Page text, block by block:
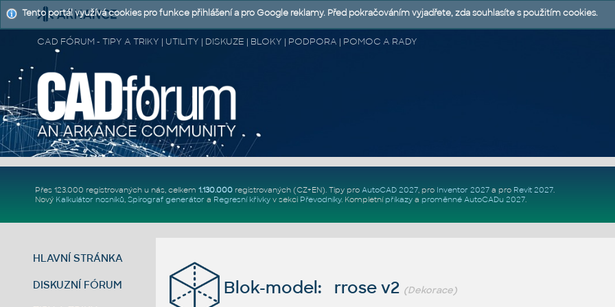
CAD FÓRUM - TIPY A TRIKY | UTILITY | DISKUZE | BLOKY | PODPORA | POMOC A RADY
Přes 123.000 registrovaných u nás, celkem 1.130.000registrovaných (CZ+EN). Tipy pro AutoCAD 2027, pro Inventor 2027a pro Revit 2027.
Nový Kalkulátor nosníků, Spirograf generátor a Regresní křivkyv sekci Převodníky. Kompletní příkazya proměnné AutoCADu 2027.
HLAVNÍ STRÁNKA
DISKUZNÍ FÓRUM Blok-model: rrose v2 (Dekorace)
Tento portál využívá cookies pro funkce přihlášení a pro Google reklamy. Před pokračováním vyjadřete, zda souhlasíte s použitím cookies.